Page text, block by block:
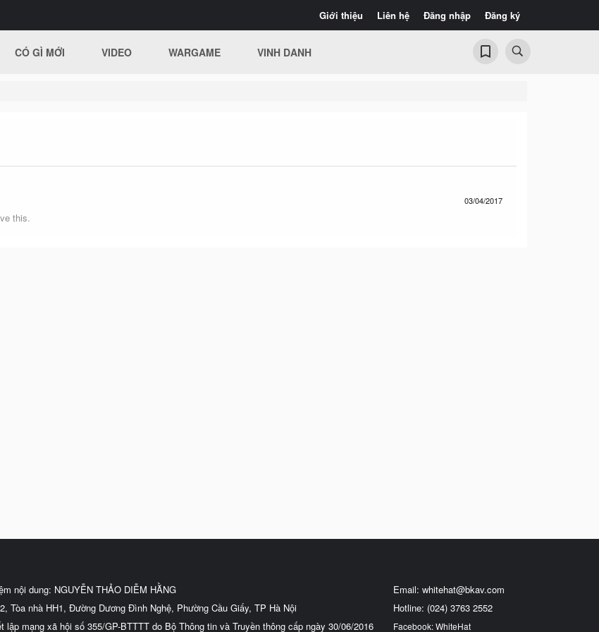
Giới thiệu Liên hệ Đăng nhập Đăng ký
CÓ GÌ MỚI VIDEO WARGAME VINH DANH
03/04/2017
this.
nội dung: NGUYỄN THẢO DIỄM HẰNG
Tòa nhà HH1, Đường Dương Đình Nghệ, Phường Cầu Giấy, TP Hà Nội
lập mạng xã hội số 355/GP-BTTTT do Bộ Thông tin và Truyền thông cấp ngày 30/06/2016
Email: whitehat@bkav.com
Hotline: (024) 3763 2552
Facebook: WhiteHat